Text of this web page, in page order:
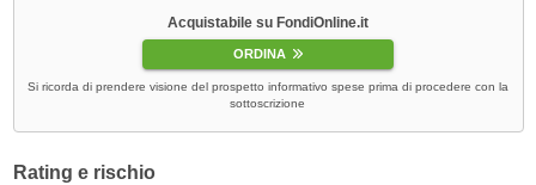
Acquistabile su FondiOnline.it
ORDINA
Si ricorda di prendere visione del prospetto informativo spese prima di procedere con la
sottoscrizione
Rating e rischio